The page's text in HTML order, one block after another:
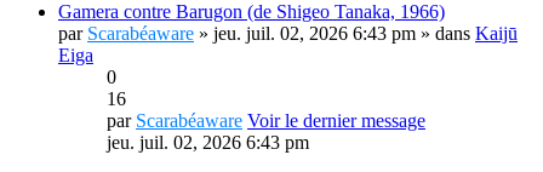
Gamera contre Barugon (de Shigeo Tanaka, 1966)
par Scarabéaware » jeu. juil. 02, 2026 6:43 pm » dans Kaijū
Eiga
0
16
par Scarabéaware Voir le dernier message
jeu. juil. 02, 2026 6:43 pm